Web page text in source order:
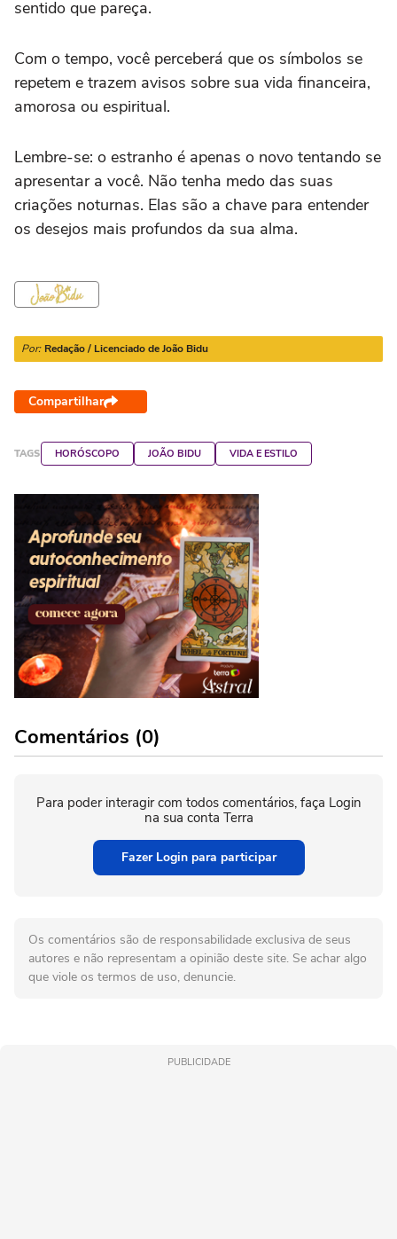
sentido que pareça.
Com o tempo, você perceberá que os símbolos se
repetem e trazem avisos sobre sua vida financeira,
amorosa ou espiritual.
Lembre-se: o estranho é apenas o novo tentando se
apresentar a você. Não tenha medo das suas
criações noturnas. Elas são a chave para entender
os desejos mais profundos da sua alma.
Por: Redação / Licenciado de João Bidu
Compartilhar
TAGS HORÓSCOPO JOÃO BIDU VIDA E ESTILO
Comentários (0)
Para poder interagir com todos comentários, faça Login
na sua conta Terra
Fazer Login para participar
Os comentários são de responsabilidade exclusiva de seus
autores e não representam a opinião deste site. Se achar algo
que viole os termos de uso, denuncie.
PUBLICIDADE